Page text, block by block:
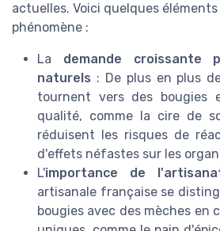
actuelles. Voici quelques
phénomène :
La demande croissante
naturels : De plus en plus
tournent vers des bougies
qualité, comme la cire de
réduisent les risques de
d'effets néfastes sur les
L'importance de
artisanale française se
bougies avec des mèches en